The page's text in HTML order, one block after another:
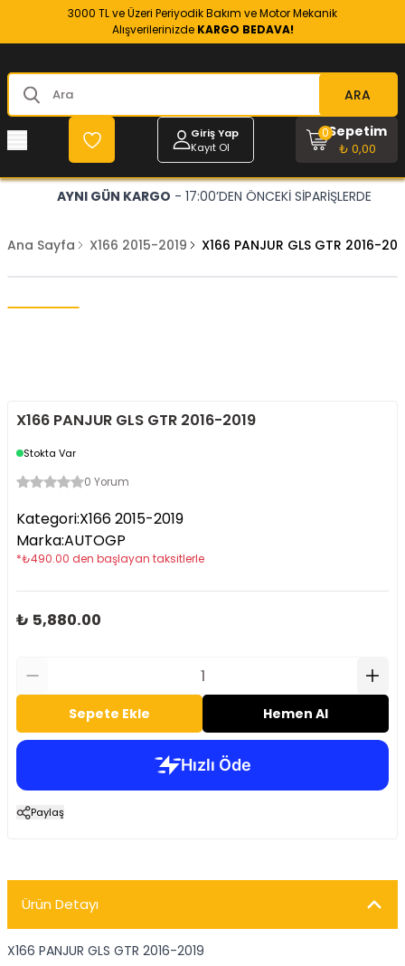
3000 TL ve Üzeri Periyodik Bakım ve Motor Mekanik
Alışverilerinizde KARGO BEDAVA!
ARA
Giriş Yap
Kayıt Ol
Sepetim
₺ 0,00
0
AYNI GÜN KARGO - 17:00’DEN ÖNCEKİ SİPARİŞLERDE
Ana Sayfa X166 2015-2019 X166 PANJUR GLS GTR 2016-
X166 PANJUR GLS GTR 2016-2019
Stokta Var
0 Yorum
Kategori:X166 2015-2019
Marka:AUTOGP
*₺490.00 den başlayan taksitlerle
₺ 5,880.00
Sepete Ekle Hemen Al
Paylaş
Ürün Detayı
X166 PANJUR GLS GTR 2016-2019